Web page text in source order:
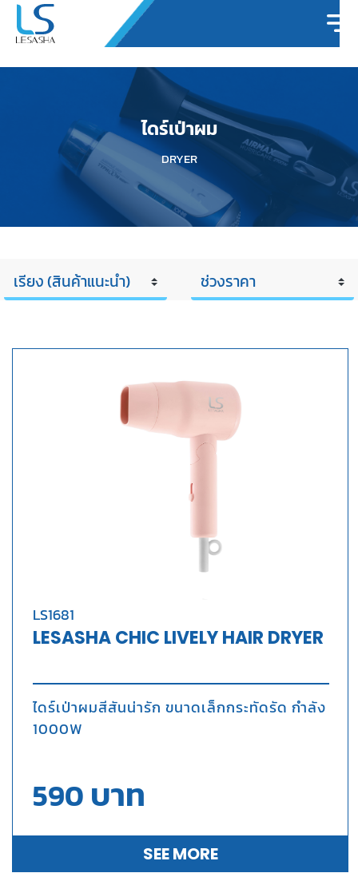
ไดร์เป่าผม
DRYER
LS1681
LESASHA CHIC LIVELY HAIR DRYER
ไดร์เป่าผมสีสันน่ารัก ขนาดเล็กกระทัดรัด กำลัง
1000W
590 บาท
SEE MORE